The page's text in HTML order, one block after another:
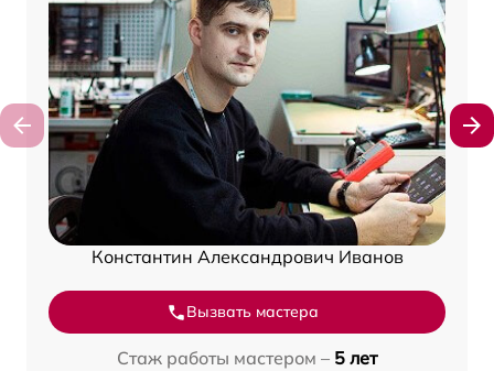
Константин Александрович Иванов
Вызвать мастера
Стаж работы мастером – 5 лет